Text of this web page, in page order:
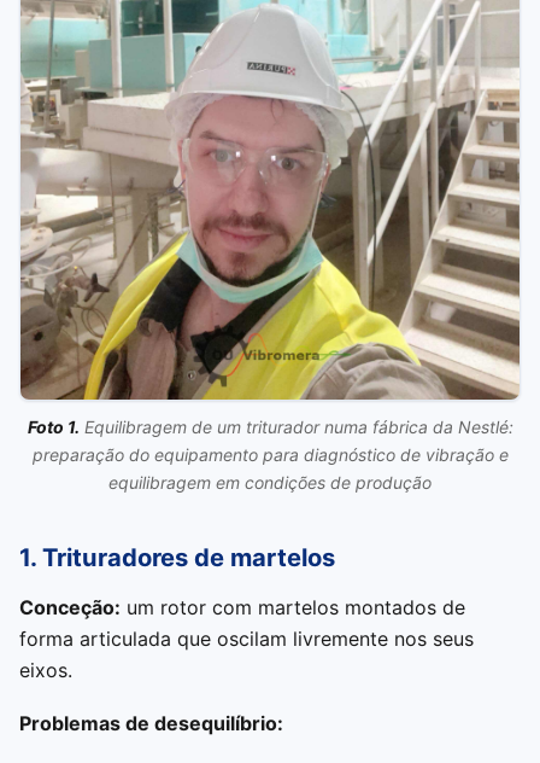
Foto 1. Equilibragem de um triturador numa fábrica da Nestlé:
preparação do equipamento para diagnóstico de vibração e
equilibragem em condições de produção
1. Trituradores de martelos
Conceção: um rotor com martelos montados de
forma articulada que oscilam livremente nos seus
eixos.
Problemas de desequilíbrio: